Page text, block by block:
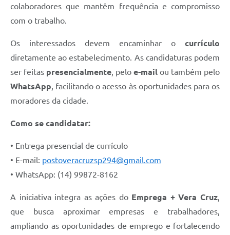
colaboradores que mantêm frequência e compromisso
com o trabalho.
Os interessados devem encaminhar o currículo
diretamente ao estabelecimento. As candidaturas podem
ser feitas presencialmente, pelo e-mail ou também pelo
WhatsApp, facilitando o acesso às oportunidades para os
moradores da cidade.
Como se candidatar:
• Entrega presencial de currículo
• E-mail: postoveracruzsp294@gmail.com
• WhatsApp: (14) 99872-8162
A iniciativa integra as ações do Emprega + Vera Cruz,
que busca aproximar empresas e trabalhadores,
ampliando as oportunidades de emprego e fortalecendo